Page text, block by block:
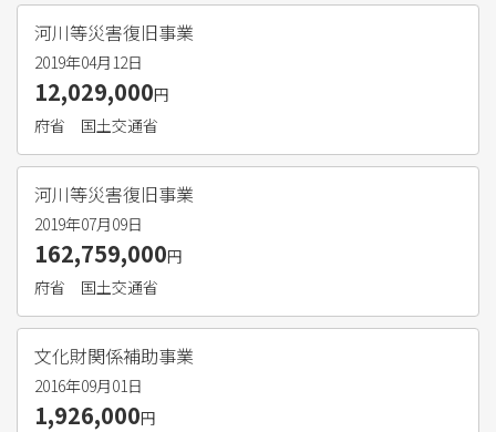
河川等災害復旧事業
2019年04月12日
12,029,000円
府省
国土交通省
河川等災害復旧事業
2019年07月09日
162,759,000円
府省
国土交通省
文化財関係補助事業
2016年09月01日
1,926,000円